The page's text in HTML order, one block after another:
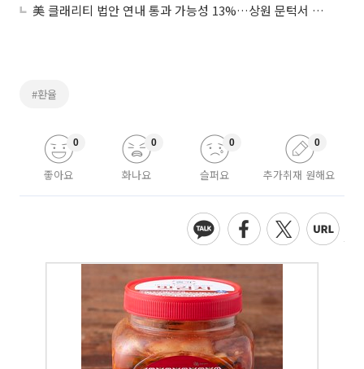
美 클래리티 법안 연내 통과 가능성 13%…상원 문턱서 제동
#환율
좋아요
0
화나요
0
슬퍼요
0
추가취재 원해요
0